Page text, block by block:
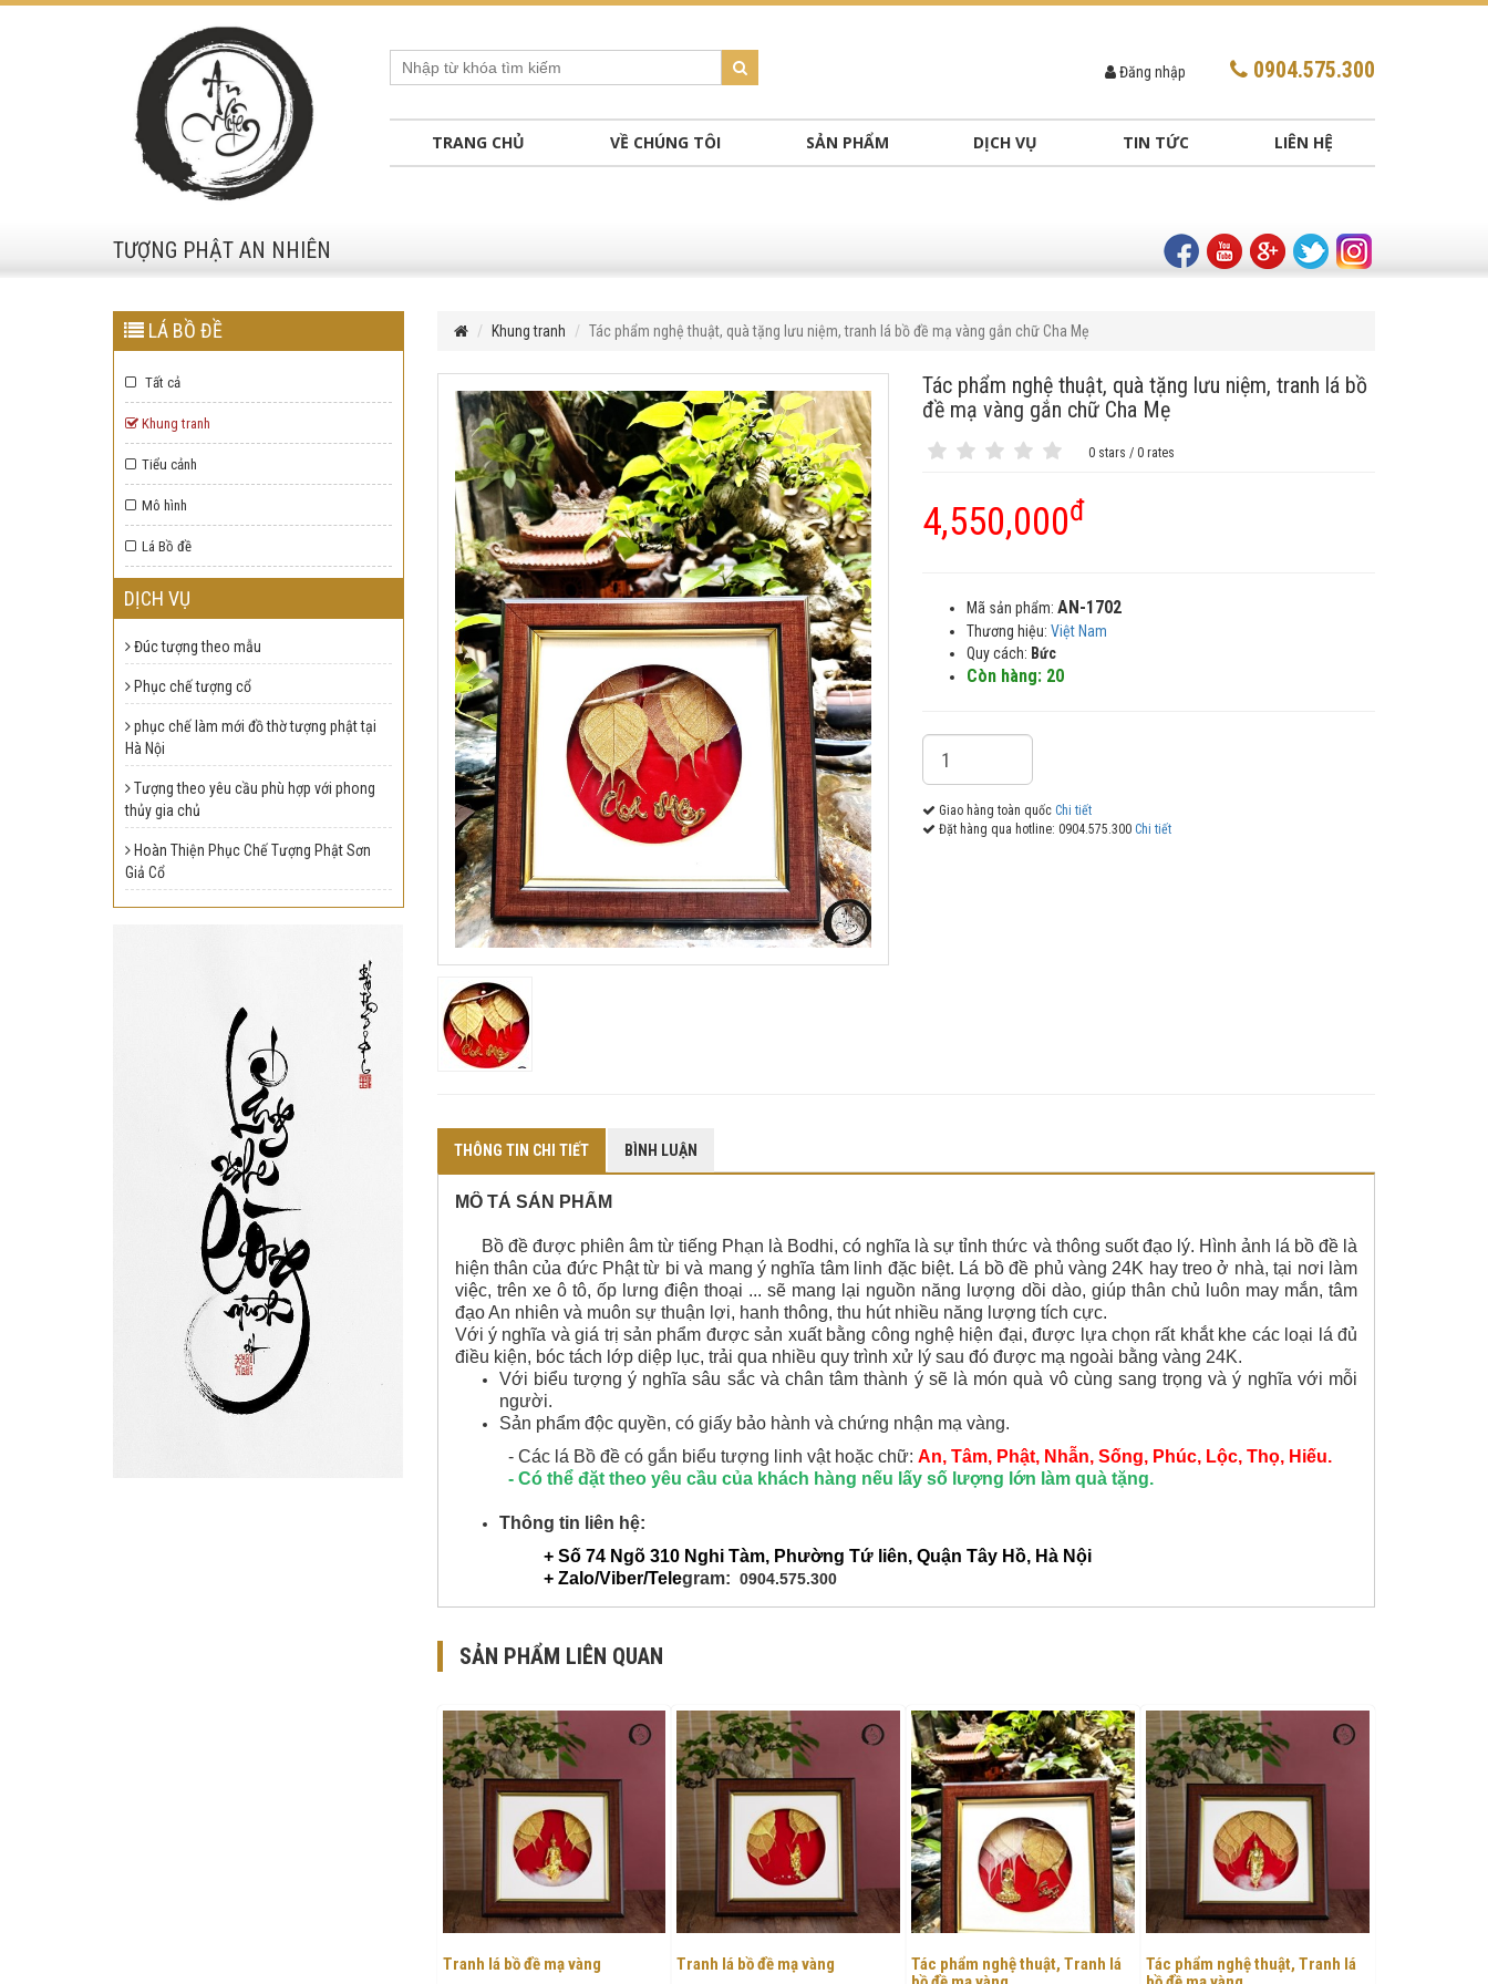
0904.575.300
Đăng nhập
TRANG CHỦ VỀ CHÚNG TÔI SẢN PHẨM DỊCH VỤ TIN TỨC LIÊN HỆ
TƯỢNG PHẬT AN NHIÊN
Khung tranh Tác phẩm nghệ thuật, quà tặng lưu niệm, tranh lá bồ đề mạ vàng gắn chữ Cha Mẹ
Tác phẩm nghệ thuật, quà tặng lưu niệm, tranh lá bồ
đề mạ vàng gắn chữ Cha Mẹ
0 stars / 0 rates
4,550,000đ
Mã sản phẩm:AN-1702
Thương hiệu:Việt Nam
Quy cách: Bức
Còn hàng: 20
Giao hàng toàn quốc Chi tiết
Đặt hàng qua hotline: 0904.575.300 Chi tiết
THÔNG TIN CHI TIẾT BÌNH LUẬN
MÔ TẢ SẢN PHẨM
Bồ đề được phiên âm từ tiếng Phạn là Bodhi, có nghĩa là sự tỉnh thức và thông suốt đạo lý. Hình ảnh lá bồ đề là
hiện thân của đức Phật từ bi và mang ý nghĩa tâm linh đặc biệt. Lá bồ đề phủ vàng 24K hay treo ở nhà, tại nơi làm
việc, trên xe ô tô, ốp lưng điện thoại ... sẽ mang lại nguồn năng lượng dồi dào, giúp thân chủ luôn may mắn, tâm
đạo An nhiên và muôn sự thuận lợi, hanh thông, thu hút nhiều năng lượng tích cực.
Với ý nghĩa và giá trị sản phẩm được sản xuất bằng công nghệ hiện đại, được lựa chọn rất khắt khe các loại lá đủ
điều kiện, bóc tách lớp diệp lục, trải qua nhiều quy trình xử lý sau đó được mạ ngoài bằng vàng 24K.
Với biểu tượng ý nghĩa sâu sắc và chân tâm thành ý sẽ là món quà vô cùng sang trọng và ý nghĩa với mỗi
người.
Sản phẩm độc quyền, có giấy bảo hành và chứng nhận mạ vàng.
- Các lá Bồ đề có gắn biểu tượng linh vật hoặc chữ: An, Tâm, Phật, Nhẫn, Sống, Phúc, Lộc, Thọ, Hiếu.
- Có thể đặt theo yêu cầu của khách hàng nếu lấy số lượng lớn làm quà tặng.
Thông tin liên hệ:
+ Số 74 Ngõ 310 Nghi Tàm, Phường Tứ liên, Quận Tây Hồ, Hà Nội
+ Zalo/Viber/Telegram: 0904.575.300
SẢN PHẨM LIÊN QUAN
Tranh lá bồ đề mạ vàng Tranh lá bồ đề mạ vàng
Tác phẩm nghệ thuật, Tranh lá
Tác phẩm nghệ thuật, Tranh lá
LÁ BỒ ĐỀ
Tất cả
Khung tranh
Tiểu cảnh
Mô hình
Lá Bồ đề
DỊCH VỤ
Đúc tượng theo mẫu
Phục chế tượng cổ
phục chế làm mới đồ thờ tượng phật tại
Hà Nội
Tượng theo yêu cầu phù hợp với phong
thủy gia chủ
Hoàn Thiện Phục Chế Tượng Phật Sơn
Giả Cổ